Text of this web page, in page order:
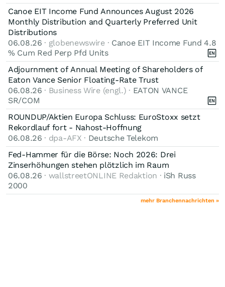
Canoe EIT Income Fund Announces August 2026
Monthly Distribution and Quarterly Preferred Unit
Distributions
06.08.26 · globenewswire · Canoe EIT Income Fund 4.8
% Cum Red Perp Pfd Units
Adjournment of Annual Meeting of Shareholders of
Eaton Vance Senior Floating-Rate Trust
06.08.26 · Business Wire (engl.) · EATON VANCE
SR/COM
ROUNDUP/Aktien Europa Schluss: EuroStoxx setzt
Rekordlauf fort - Nahost-Hoffnung
06.08.26 · dpa-AFX · Deutsche Telekom
Fed-Hammer für die Börse: Noch 2026: Drei
Zinserhöhungen stehen plötzlich im Raum
06.08.26 · wallstreetONLINE Redaktion · iSh Russ
2000
mehr Branchennachrichten »